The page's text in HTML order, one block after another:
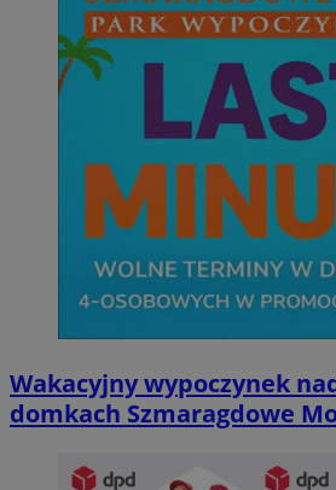
Wakacyjny wypoczynek
domkach Szmaragdowe